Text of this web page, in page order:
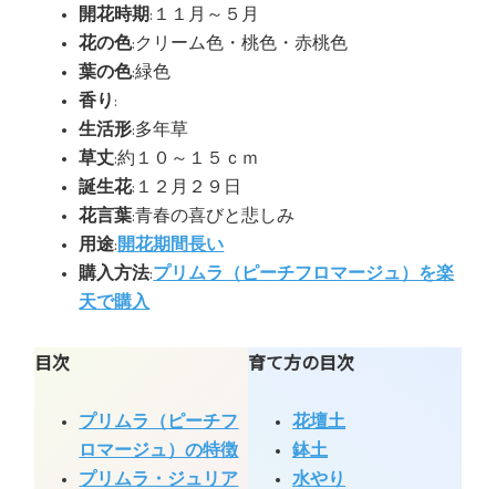
開花時期:１１月～５月
花の色:クリーム色・桃色・赤桃色
葉の色:緑色
香り :
生活形:多年草
草丈:約１０～１５ｃｍ
誕生花:１２月２９日
花言葉:青春の喜びと悲しみ
用途:開花期間長い
購入方法:プリムラ（ピーチフロマージュ）を楽
天で購入
目次
プリムラ（ピーチフ
ロマージュ）の特徴
プリムラ・ジュリア
育て方の目次
花壇土
鉢土
水やり